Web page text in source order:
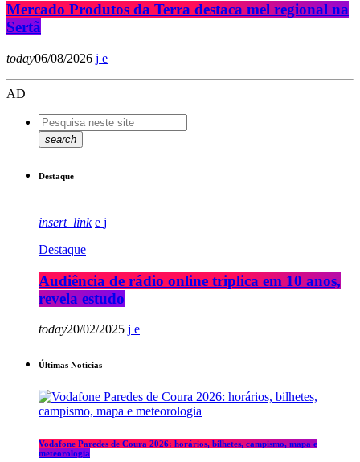
Mercado Produtos da Terra destaca mel regional na
Sertã
today06/08/2026
AD
search
Destaque
insert_link
Destaque
Audiência de rádio online triplica em 10 anos,
revela estudo
today20/02/2025
Últimas Notícias
Vodafone Paredes de Coura 2026: horários, bilhetes, campismo, mapa e
meteorologia